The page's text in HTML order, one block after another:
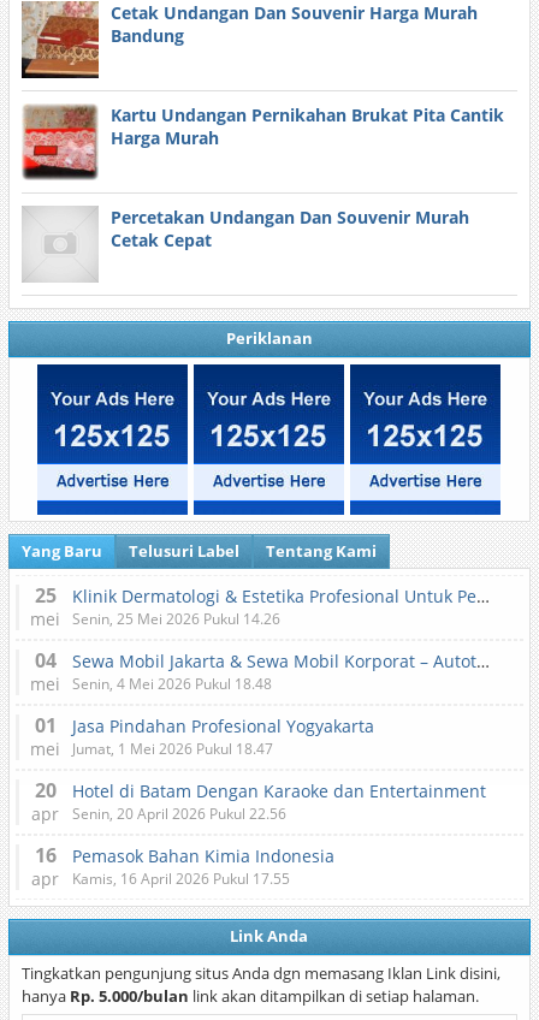
Cetak Undangan Dan Souvenir Harga Murah
Bandung
Kartu Undangan Pernikahan Brukat Pita Cantik
Harga Murah
Percetakan Undangan Dan Souvenir Murah
Cetak Cepat
Periklanan
Yang Baru Telusuri Label Tentang Kami
25
mei
Klinik Dermatologi & Estetika Profesional Untuk Perawatan Kulit dan Kecantikan
Senin, 25 Mei 2026 Pukul 14.26
04
mei
Sewa Mobil Jakarta & Sewa Mobil Korporat – Autotranz Indonesia
Senin, 4 Mei 2026 Pukul 18.48
01
mei
Jasa Pindahan Profesional Yogyakarta
Jumat, 1 Mei 2026 Pukul 18.47
20
apr
Hotel di Batam Dengan Karaoke dan Entertainment
Senin, 20 April 2026 Pukul 22.56
16
apr
Pemasok Bahan Kimia Indonesia
Kamis, 16 April 2026 Pukul 17.55
Link Anda
Tingkatkan pengunjung situs Anda dgn memasang Iklan Link disini,
hanya Rp. 5.000/bulan link akan ditampilkan di setiap halaman.